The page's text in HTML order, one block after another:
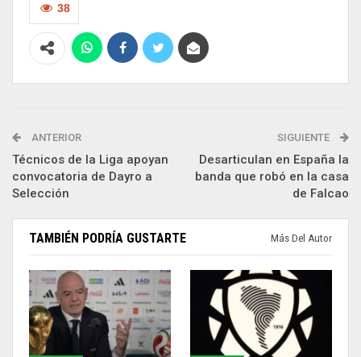
38
ANTERIOR
Técnicos de la Liga apoyan
convocatoria de Dayro a
Selección
SIGUIENTE
Desarticulan en España la
banda que robó en la casa
de Falcao
TAMBIÉN PODRÍA GUSTARTE Más Del Autor